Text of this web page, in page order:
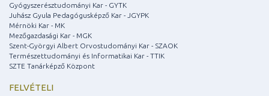
Gyógyszerésztudományi Kar - GYTK
Juhász Gyula Pedagógusképző Kar - JGYPK
Mérnöki Kar - MK
Mezőgazdasági Kar - MGK
Szent-Györgyi Albert Orvostudományi Kar - SZAOK
Természettudományi és Informatikai Kar - TTIK
SZTE Tanárképző Központ
FELVÉTELI